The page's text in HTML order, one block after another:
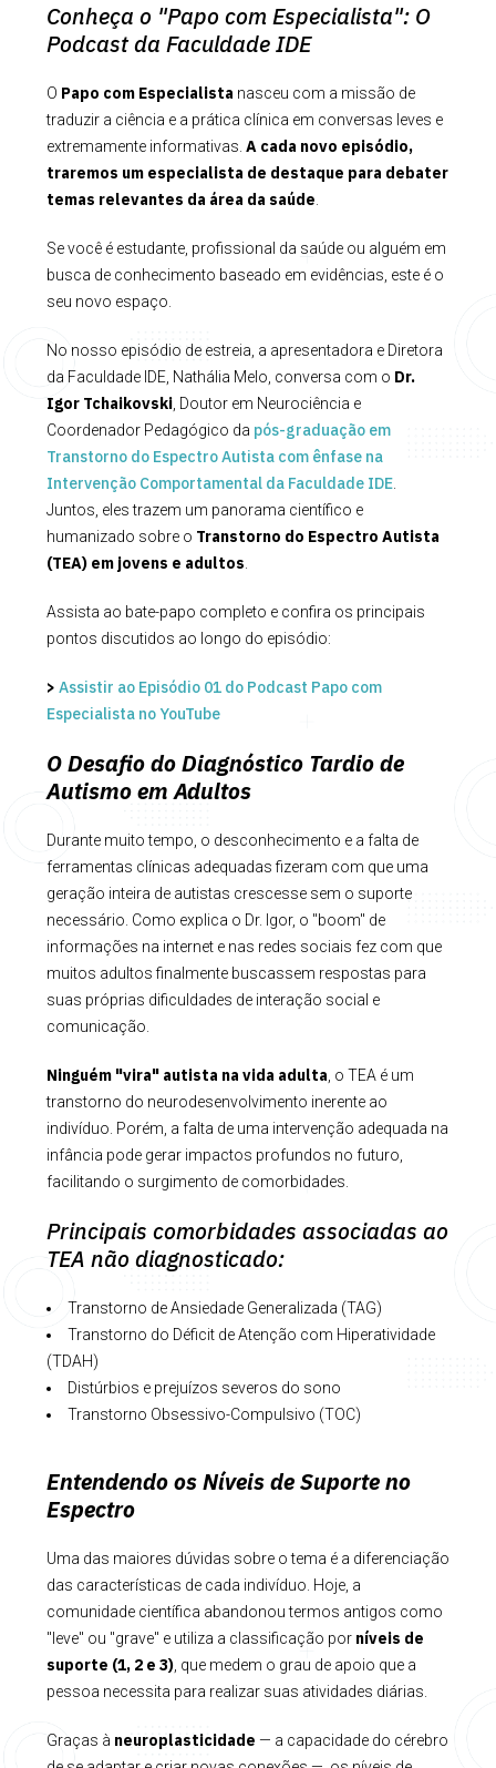
Conheça o "Papo com Especialista": O
Podcast da Faculdade IDE
O Papo com Especialista nasceu com a missão de
traduzir a ciência e a prática clínica em conversas leves e
extremamente informativas. A cada novo episódio,
traremos um especialista de destaque para debater
temas relevantes da área da saúde
Se você é estudante, profissional da saúde ou alguém em
busca de conhecimento baseado em evidências, este é o
seu novo espaço.
No nosso episódio de estreia, a apresentadora e Diretora
da Faculdade IDE, Nathália Melo, conversa com o Dr.
Igor Tchaikovski, Doutor em Neurociência e
Coordenador Pedagógico da pós-graduação em
Transtorno do Espectro Autista com ênfase na
Intervenção Comportamental da Faculdade IDE.
Juntos, eles trazem um panorama científico e
humanizado sobre o Transtorno do Espectro Autista
(TEA) em jovens e adultos
Assista ao bate-papo completo e confira os principais
pontos discutidos ao longo do episódio:
> Assistir ao Episódio 01 do Podcast Papo com
Especialista no YouTube
O Desafio do Diagnóstico Tardio de
Autismo em Adultos
Durante muito tempo, o desconhecimento e a falta de
ferramentas clínicas adequadas fizeram com que uma
geração inteira de autistas crescesse sem o suporte
necessário. Como explica o Dr. Igor, o "boom" de
informações na internet e nas redes sociais fez com que
muitos adultos finalmente buscassem respostas para
suas próprias dificuldades de interação social e
comunicação.
Ninguém "vira" autista na vida adulta , o TEA é um
transtorno do neurodesenvolvimento inerente ao
indivíduo. Porém, a falta de uma intervenção adequada na
infância pode gerar impactos profundos no futuro,
facilitando o surgimento de comorbidades.
Principais comorbidades associadas ao
TEA não diagnosticado:
Transtorno de Ansiedade Generalizada (TAG)
Transtorno do Déficit de Atenção com Hiperatividade
(TDAH)
Distúrbios e prejuízos severos do sono
Transtorno Obsessivo-Compulsivo (TOC)
Entendendo os Níveis de Suporte no
Espectro
Uma das maiores dúvidas sobre o tema é a diferenciação
das características de cada indivíduo. Hoje, a
comunidade científica abandonou termos antigos como
"leve" ou "grave" e utiliza a classificação por níveis de
suporte (1, 2 e 3), que medem o grau de apoio que a
pessoa necessita para realizar suas atividades diárias.
Graças à neuroplasticidade — a capacidade do cérebro